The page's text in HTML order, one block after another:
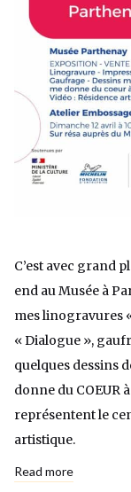
C’est avec grand
end au Musée à
mes linogravures
« Dialogue »,
quelques dessins
donne du COEUR
représentent le
artistique.
Read more